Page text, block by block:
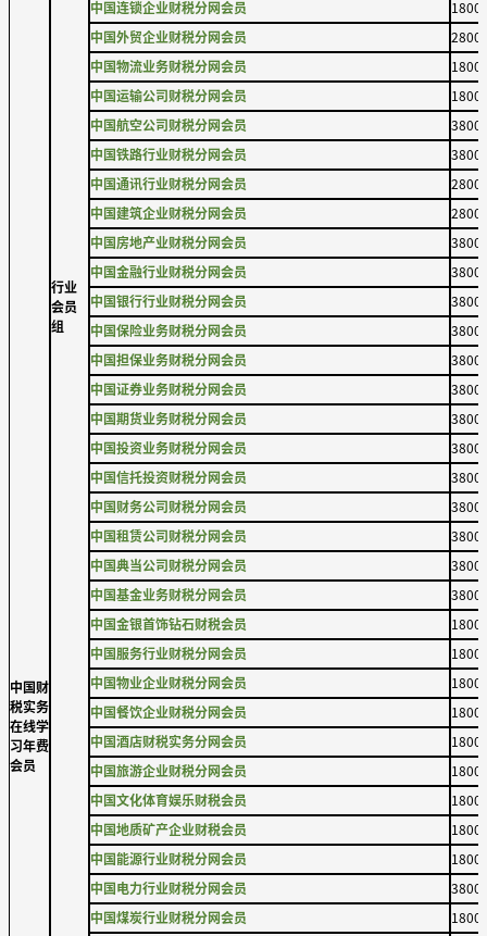
中国财
税实务
在线学
习年费
会员
行业
会员
组
中国连锁企业财税分网会员
1800
中国外贸企业财税分网会员
2800
中国物流业务财税分网会员
1800
中国运输公司财税分网会员
1800
中国航空公司财税分网会员
3800
中国铁路行业财税分网会员
3800
中国通讯行业财税分网会员
2800
中国建筑企业财税分网会员
2800
中国房地产业财税分网会员
3800
中国金融行业财税分网会员
3800
中国银行行业财税分网会员
3800
中国保险业务财税分网会员
3800
中国担保业务财税分网会员
3800
中国证券业务财税分网会员
3800
中国期货业务财税分网会员
3800
中国投资业务财税分网会员
3800
中国信托投资财税分网会员
3800
中国财务公司财税分网会员
3800
中国租赁公司财税分网会员
3800
中国典当公司财税分网会员
3800
中国基金业务财税分网会员
3800
中国金银首饰钻石财税会员
1800
中国服务行业财税分网会员
1800
中国物业企业财税分网会员
1800
中国餐饮企业财税分网会员
1800
中国酒店财税实务分网会员
1800
中国旅游企业财税分网会员
1800
中国文化体育娱乐财税会员
1800
中国地质矿产企业财税会员
1800
中国能源行业财税分网会员
1800
中国电力行业财税分网会员
3800
中国煤炭行业财税分网会员
1800